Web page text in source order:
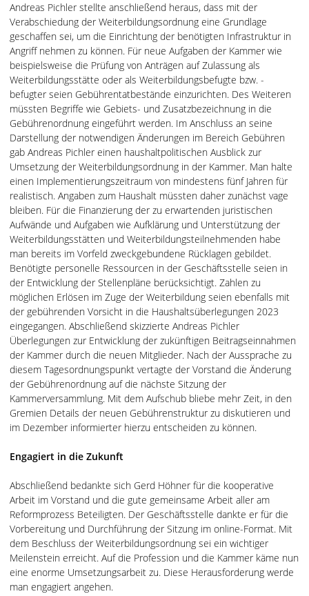
Andreas Pichler stellte anschließend heraus, dass mit der
Verabschiedung der Weiterbildungsordnung eine Grundlage
geschaffen sei, um die Einrichtung der benötigten Infrastruktur in
Angriff nehmen zu können. Für neue Aufgaben der Kammer wie
beispielsweise die Prüfung von Anträgen auf Zulassung als
Weiterbildungsstätte oder als Weiterbildungsbefugte bzw. -
befugter seien Gebührentatbestände einzurichten. Des Weiteren
müssten Begriffe wie Gebiets- und Zusatzbezeichnung in die
Gebührenordnung eingeführt werden. Im Anschluss an seine
Darstellung der notwendigen Änderungen im Bereich Gebühren
gab Andreas Pichler einen haushaltpolitischen Ausblick zur
Umsetzung der Weiterbildungsordnung in der Kammer. Man halte
einen Implementierungszeitraum von mindestens fünf Jahren für
realistisch. Angaben zum Haushalt müssten daher zunächst vage
bleiben. Für die Finanzierung der zu erwartenden juristischen
Aufwände und Aufgaben wie Aufklärung und Unterstützung der
Weiterbildungsstätten und Weiterbildungsteilnehmenden habe
man bereits im Vorfeld zweckgebundene Rücklagen gebildet.
Benötigte personelle Ressourcen in der Geschäftsstelle seien in
der Entwicklung der Stellenpläne berücksichtigt. Zahlen zu
möglichen Erlösen im Zuge der Weiterbildung seien ebenfalls mit
der gebührenden Vorsicht in die Haushaltsüberlegungen 2023
eingegangen. Abschließend skizzierte Andreas Pichler
Überlegungen zur Entwicklung der zukünftigen Beitragseinnahmen
der Kammer durch die neuen Mitglieder. Nach der Aussprache zu
diesem Tagesordnungspunkt vertagte der Vorstand die Änderung
der Gebührenordnung auf die nächste Sitzung der
Kammerversammlung. Mit dem Aufschub bliebe mehr Zeit, in den
Gremien Details der neuen Gebührenstruktur zu diskutieren und
im Dezember informierter hierzu entscheiden zu können.
Engagiert in die Zukunft
Abschließend bedankte sich Gerd Höhner für die kooperative
Arbeit im Vorstand und die gute gemeinsame Arbeit aller am
Reformprozess Beteiligten. Der Geschäftsstelle dankte er für die
Vorbereitung und Durchführung der Sitzung im online-Format. Mit
dem Beschluss der Weiterbildungsordnung sei ein wichtiger
Meilenstein erreicht. Auf die Profession und die Kammer käme nun
eine enorme Umsetzungsarbeit zu. Diese Herausforderung werde
man engagiert angehen.